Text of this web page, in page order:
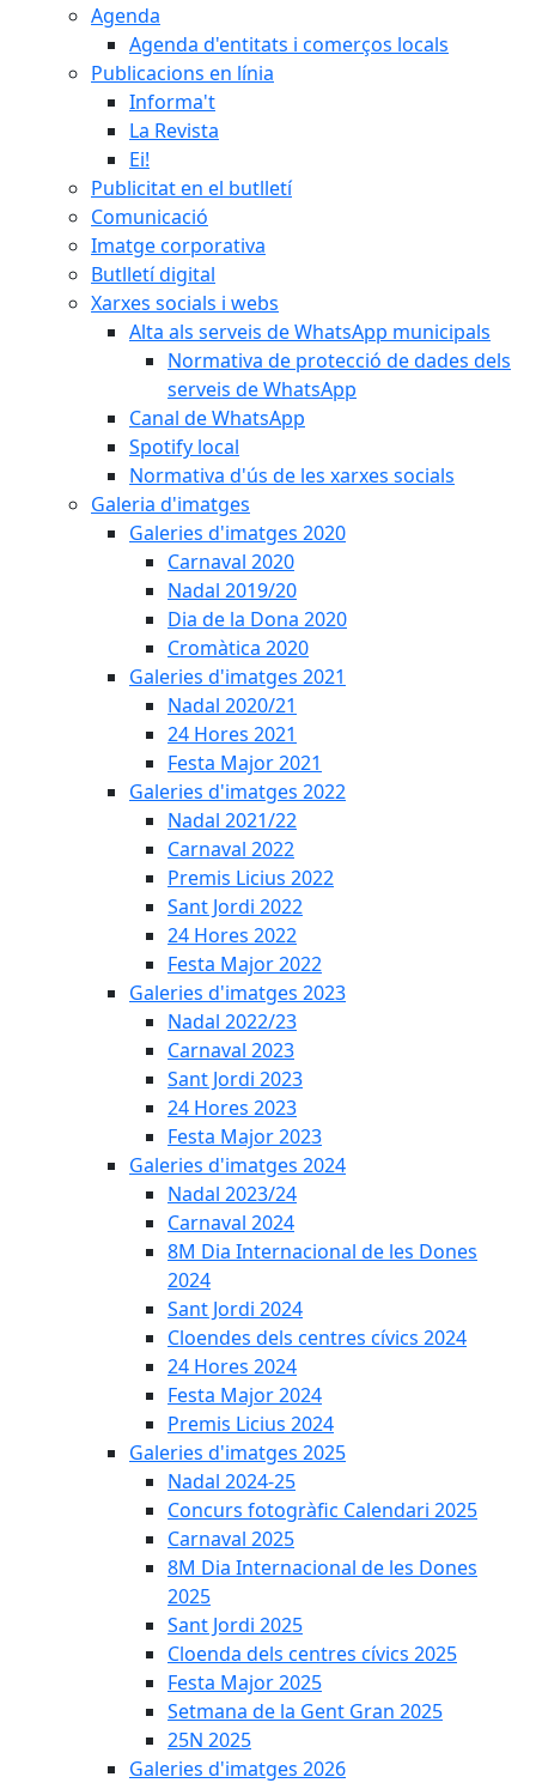
Agenda
Agenda d'entitats i comerços locals
Publicacions en línia
Informa't
La Revista
Ei!
Publicitat en el butlletí
Comunicació
Imatge corporativa
Butlletí digital
Xarxes socials i webs
Alta als serveis de WhatsApp municipals
Normativa de protecció de dades dels
serveis de WhatsApp
Canal de WhatsApp
Spotify local
Normativa d'ús de les xarxes socials
Galeria d'imatges
Galeries d'imatges 2020
Carnaval 2020
Nadal 2019/20
Dia de la Dona 2020
Cromàtica 2020
Galeries d'imatges 2021
Nadal 2020/21
24 Hores 2021
Festa Major 2021
Galeries d'imatges 2022
Nadal 2021/22
Carnaval 2022
Premis Licius 2022
Sant Jordi 2022
24 Hores 2022
Festa Major 2022
Galeries d'imatges 2023
Nadal 2022/23
Carnaval 2023
Sant Jordi 2023
24 Hores 2023
Festa Major 2023
Galeries d'imatges 2024
Nadal 2023/24
Carnaval 2024
8M Dia Internacional de les Dones
2024
Sant Jordi 2024
Cloendes dels centres cívics 2024
24 Hores 2024
Festa Major 2024
Premis Licius 2024
Galeries d'imatges 2025
Nadal 2024-25
Concurs fotogràfic Calendari 2025
Carnaval 2025
8M Dia Internacional de les Dones
2025
Sant Jordi 2025
Cloenda dels centres cívics 2025
Festa Major 2025
Setmana de la Gent Gran 2025
25N 2025
Galeries d'imatges 2026